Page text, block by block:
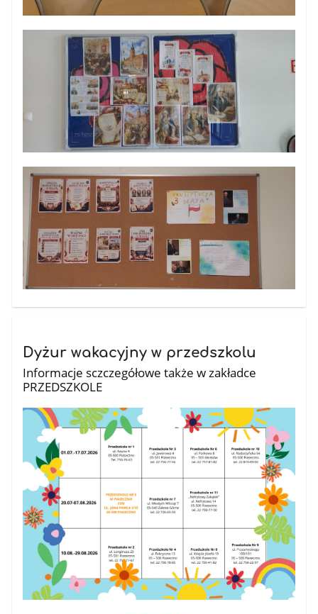
Dyżur wakacyjny w przedszkolu
Informacje sczczegółowe także w zakładce
PRZEDSZKOLE